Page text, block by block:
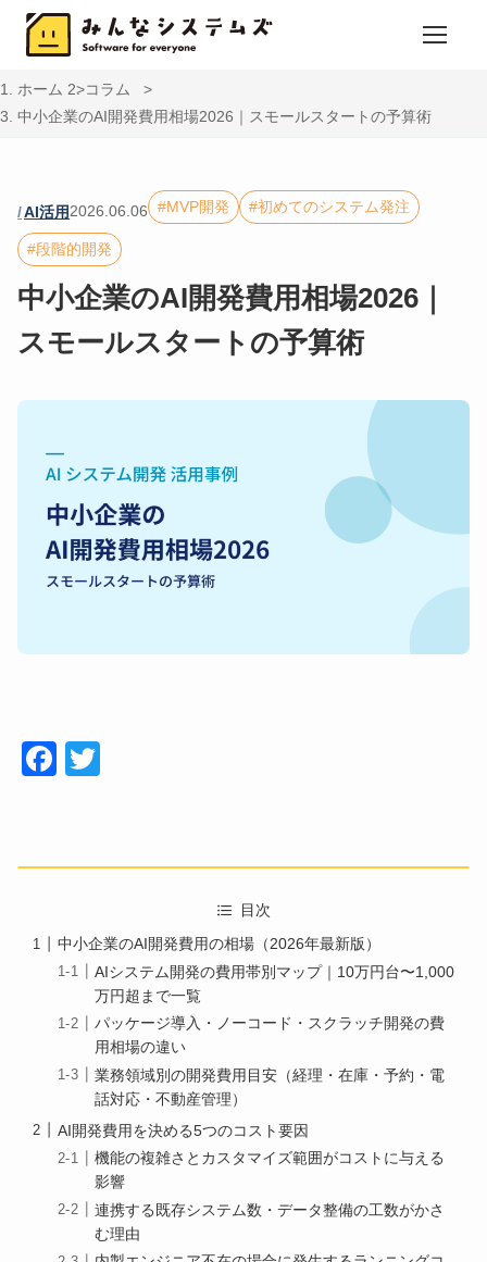
ホーム
コラム
中小企業のAI開発費用相場2026｜スモールスタートの予算術
AI活用2026.06.06 MVP開発 初めてのシステム発注
段階的開発
中小企業のAI開発費用相場2026｜
スモールスタートの予算術
Face
目次
中小企業のAI開発費用の相場（2026年最新版）
AIシステム開発の費用帯別マップ｜10万円台〜1,000
万円超まで一覧
パッケージ導入・ノーコード・スクラッチ開発の費
用相場の違い
業務領域別の開発費用目安（経理・在庫・予約・電
話対応・不動産管理）
AI開発費用を決める5つのコスト要因
機能の複雑さとカスタマイズ範囲がコストに与える
影響
連携する既存システム数・データ整備の工数がかさ
む理由